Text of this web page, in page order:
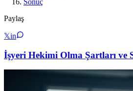
Paylaş
𝕏in
İşyeri Hekimi Olma Şartları ve